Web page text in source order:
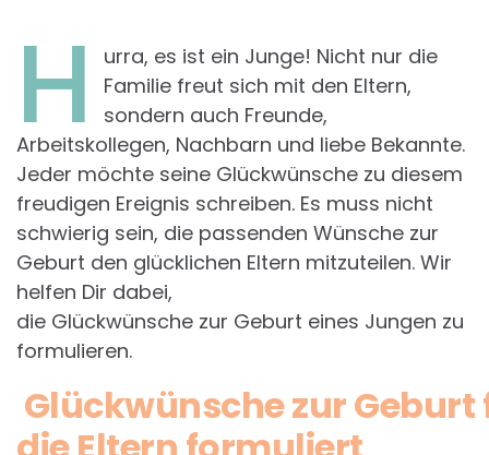
H
urra, es ist ein Junge! Nicht nur die
Familie freut sich mit den Eltern,
sondern auch Freunde,
Arbeitskollegen, Nachbarn und liebe Bekannte.
Jeder möchte seine Glückwünsche zu diesem
freudigen Ereignis schreiben. Es muss nicht
schwierig sein, die passenden Wünsche zur
Geburt den glücklichen Eltern mitzuteilen. Wir
helfen Dir dabei,
die Glückwünsche zur Geburt eines Jungen zu
formulieren.
Glückwünsche zur Geburt